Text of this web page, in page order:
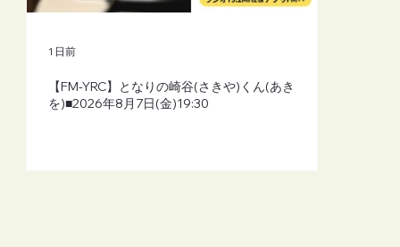
【FM-YRC】となりの崎谷(さきや)くん(あき
を)■2026年8月7日(金)19:30
1 日前